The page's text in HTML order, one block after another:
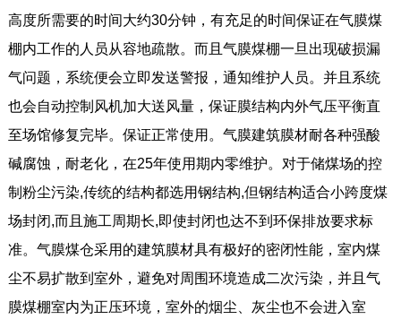
高度所需要的时间大约30分钟，有充足的时间保证在气膜煤
棚内工作的人员从容地疏散。而且气膜煤棚一旦出现破损漏
气问题，系统便会立即发送警报，通知维护人员。并且系统
也会自动控制风机加大送风量，保证膜结构内外气压平衡直
至场馆修复完毕。保证正常使用。气膜建筑膜材耐各种强酸
碱腐蚀，耐老化，在25年使用期内零维护。对于储煤场的控
制粉尘污染,传统的结构都选用钢结构,但钢结构适合小跨度煤
场封闭,而且施工周期长,即使封闭也达不到环保排放要求标
准。气膜煤仓采用的建筑膜材具有极好的密闭性能，室内煤
尘不易扩散到室外，避免对周围环境造成二次污染，并且气
膜煤棚室内为正压环境，室外的烟尘、灰尘也不会进入室